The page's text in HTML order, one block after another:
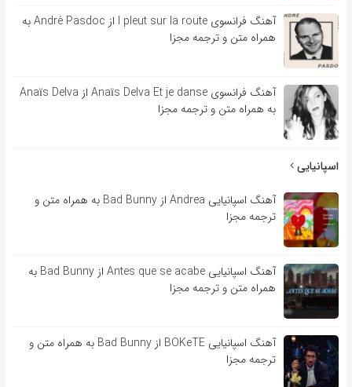
آهنگ فرانسوی l pleut sur la route از André Pasdoc به
همراه متن و ترجمه مجزا
آهنگ فرانسوی Anaïs Delva Et je danse از Anaïs Delva
به همراه متن و ترجمه مجزا
اسپانیایی
آهنگ اسپانیایی Andrea از Bad Bunny به همراه متن و
ترجمه مجزا
آهنگ اسپانیایی Antes que se acabe از Bad Bunny به
همراه متن و ترجمه مجزا
آهنگ اسپانیایی BOKeTE از Bad Bunny به همراه متن و
ترجمه مجزا